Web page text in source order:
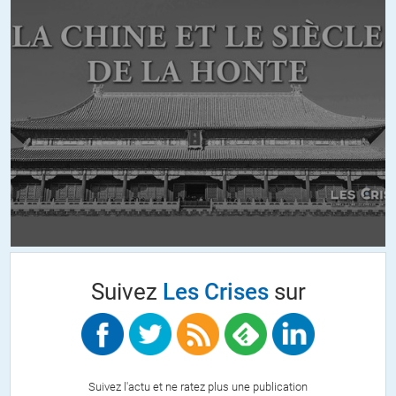
humain, même chez les plus savant-e-s, les plus intelligent-e-s.
Le problème étant le conditionnement mental des masses opéré
par les « dirigeant-e-s » en tous genres, généralement coalisés
(politiques, religieux, économiques), que les technologies de
communication développées au 20ème siècle ont optimisé.
On aurait pu imaginer que les récents développements de ces
technologies, avec l’accessibilité quasi-universelle au savoir qu’ils
permettent, réduiraient la possibilité de manipulation des
personnes mal-intentionnées.
Malheureusement, comme les mensonges circulent autant que
les vérités, on en arrive à une confusion extrême, qui ne mène
Il est donc urgent d’enseigner aux plus jeunes de développer leur
vraiment faire de leur courte vie, en rapport avec leur
tempérament/caractère(ceci à l’heure de la rentrée scolaire).
Car l’important n’est pas de tout savoir, mais surtout ce qui
convient pour réussir à vivre de manière satisfaisante.
ALERTER
Suivez Les Crisessur
Suivez l'actu et ne ratez plus une publication